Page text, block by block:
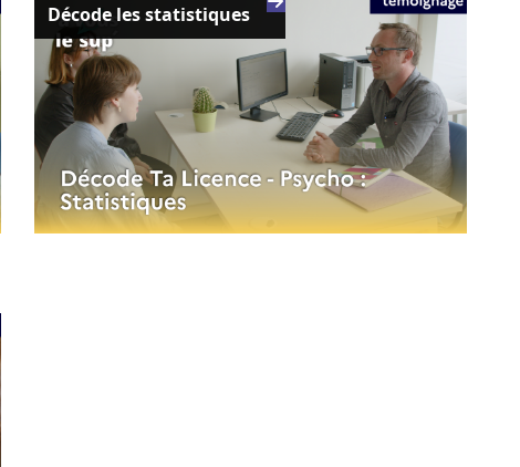
Décode les statistiques